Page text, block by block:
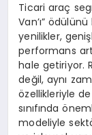
Ticari araç
Van’ı”
yenilikler,
performans
hale getiriyor.
değil, aynı
özellikleriyle
sınıfında
modeliyle